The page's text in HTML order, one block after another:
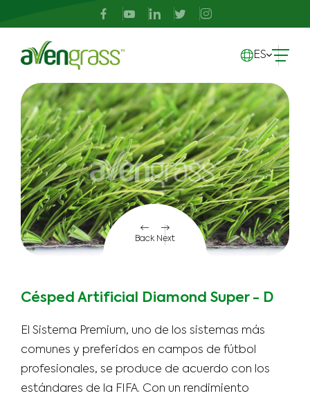
ES
Césped Artificial Diamond Super - D
El Sistema Premium, uno de los sistemas más
comunes y preferidos en campos de fútbol
profesionales, se produce de acuerdo con los
estándares de la FIFA. Con un rendimiento
Back Next